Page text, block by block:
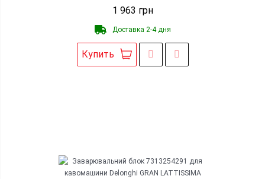
1 963 грн
Доставка 2-4 дня
Купить